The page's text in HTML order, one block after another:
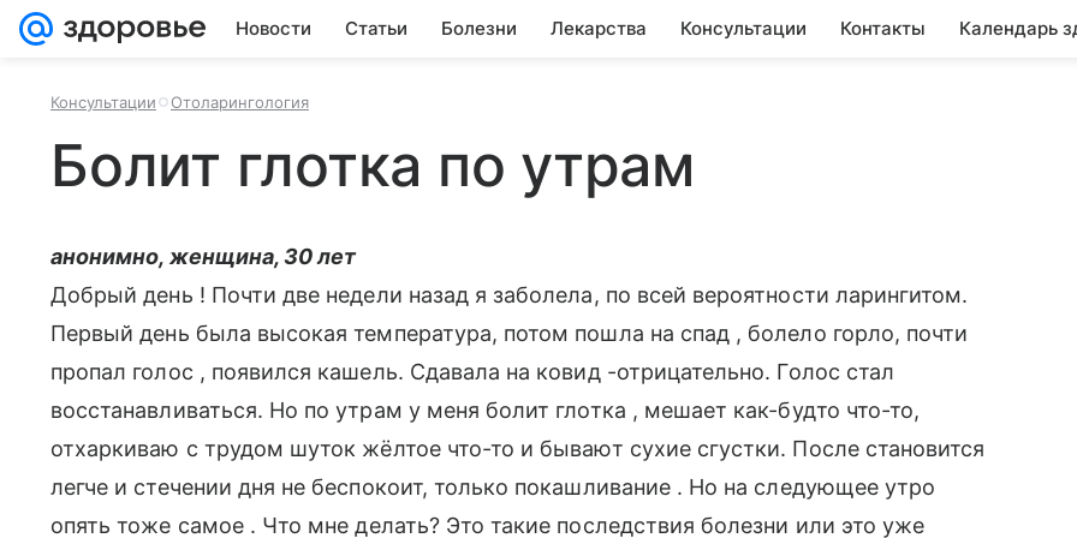
Новости Статьи Болезни Лекарства Консультации Контакты Календарь
Консультации Отоларингология
Болит глотка по утрам
анонимно, женщина, 30 лет
Добрый день ! Почти две недели назад я заболела, по всей вероятности ларингитом.
Первый день была высокая температура, потом пошла на спад , болело горло, почти
пропал голос , появился кашель. Сдавала на ковид -отрицательно. Голос стал
восстанавливаться. Но по утрам у меня болит глотка , мешает как-будто что-то,
отхаркиваю с трудом шуток жёлтое что-то и бывают сухие сгустки. После становится
легче и стечении дня не беспокоит, только покашливание . Но на следующее утро
опять тоже самое . Что мне делать? Это такие последствия болезни или это уже